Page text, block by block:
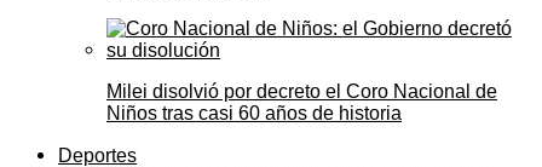
Milei disolvió por decreto el Coro Nacional de
Niños tras casi 60 años de historia
Deportes